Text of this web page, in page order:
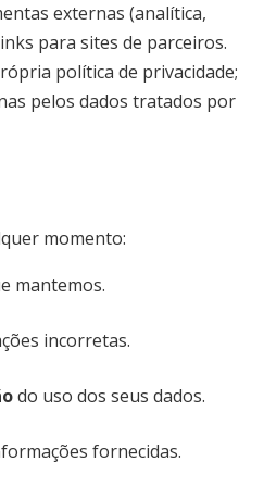
externas (analítica,
para sites de parceiros.
política de privacidade;
pelos dados tratados por
momento:
mantemos.
incorretas.
do uso dos seus dados.
fornecidas.